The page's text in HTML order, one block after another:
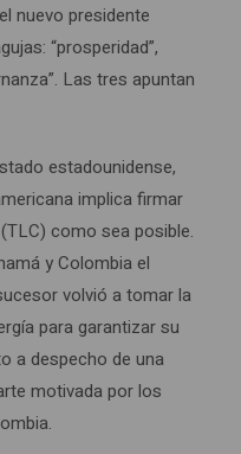
nuevo presidente
“prosperidad”,
Las tres apuntan
estadounidense,
implica firmar
como sea posible.
y Colombia el
volvió a tomar la
para garantizar su
a despecho de una
motivada por los